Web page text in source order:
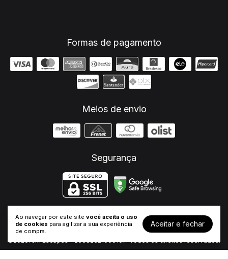
Ao navegar por este site você aceita o uso
de cookies para agilizar a sua experiência
de compra.
Aceitar e fechar
Formas de pagamento
Meios de envio
Segurança
- JM Escapes
©2026. JM Escapes - 26682321000107. Todos os direitos reservados.